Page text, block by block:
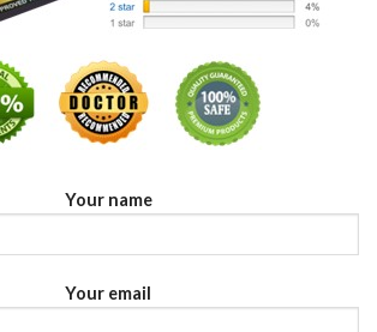
Your name
Your email